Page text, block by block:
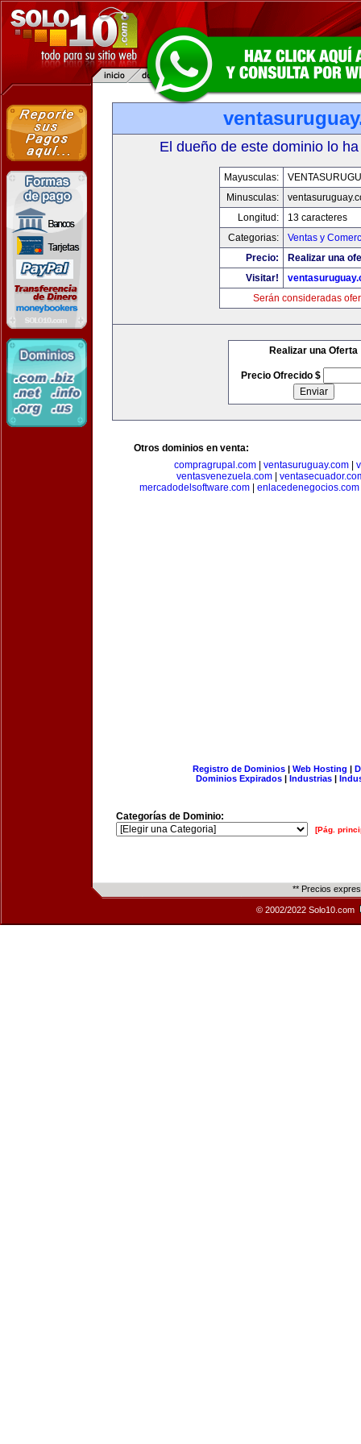
El dueño de este dominio lo
Mayusculas:
Minusculas:
Longitud:
13 caracteres
Categorias:
Ventas y
Precio:
Realizar una
Visitar!
Serán consideradas
Realizar una Oferta
Precio Ofrecido $
Otros dominios en venta:
compragrupal.com
ventasuruguay.com
ventasvenezuela.com|
mercadodelsoftware.com
enlacedenegocios.com
Registro de Dominios| Web Hosting |
Dominios Expirados | Industrias |
Categorías de Dominio:
[Pág.
** Precios
© 2002/2022 Solo10.com